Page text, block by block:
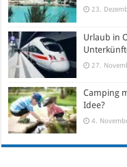
23.
Urlaub in
27.
Camping
Idee?
4.